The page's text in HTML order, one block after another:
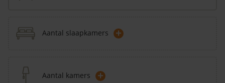
Aantal slaapkamers +
Aantal kamers +